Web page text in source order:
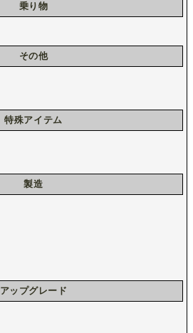
乗り物
その他
特殊アイテム
製造
アップグレード